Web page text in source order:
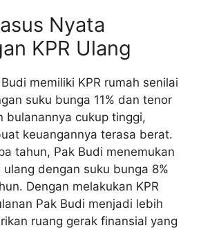
Nyata
KPR Ulang
memiliki KPR rumah senilai
suku bunga 11% dan tenor
bulanannya cukup tinggi,
keuangannya terasa berat.
tahun, Pak Budi menemukan
ulang dengan suku bunga 8%
Dengan melakukan KPR
Pak Budi menjadi lebih
ruang gerak finansial yang